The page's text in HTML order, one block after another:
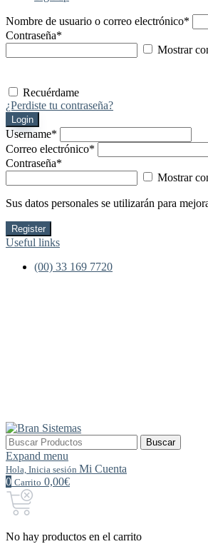
Nombre de usuario o correo electrónico*
Contraseña*
Mostrar
Recuérdame
¿Perdiste tu contraseña?
Login
Username*
Correo electrónico*
Contraseña*
Mostrar
Sus datos personales se utilizarán para
Register
Useful links
(00) 33 169 7720
Buscar
por:
Buscar
Expand menu
Hola, Inicia sesión Mi Cuenta
0 Carrito 0,00€
No hay productos en el carrito